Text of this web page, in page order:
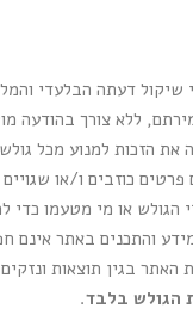
דעתה הבלעדי
ללא צורך בהודעה
כוזבים ו/או
הגולש או מי מטעמו
והתכנים באתר אינם
האתר בגין תוצאות
הגולש בלבד.